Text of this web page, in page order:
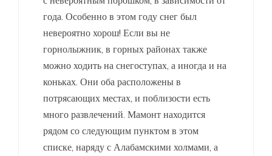
года. Особенно в этом году снег был
невероятно хорош! Если вы не
горнолыжник, в горных районах также
можно ходить на снегоступах, а иногда и на
коньках. Они оба расположены в
потрясающих местах, и поблизости есть
много развлечений. Мамонт находится
рядом со следующим пунктом в этом
списке, наряду с Алабамскими холмами, а